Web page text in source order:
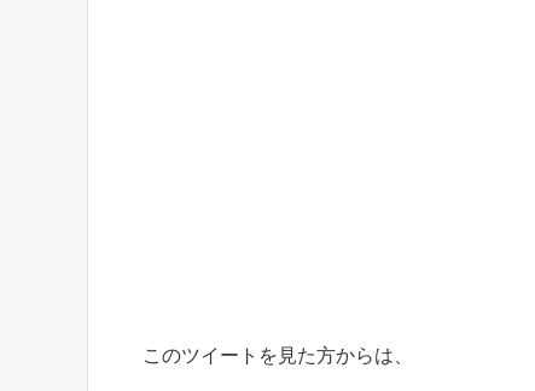
このツイートを見た方からは、